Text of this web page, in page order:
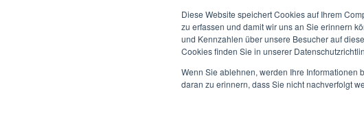
Diese Website speichert Cookies auf Ihrem
zu erfassen und damit wir uns an Sie erinnern
und Kennzahlen über unsere Besucher auf
Cookies finden Sie in unserer
Wenn Sie ablehnen, werden Ihre Informationen
daran zu erinnern, dass Sie nicht nachverfolgt